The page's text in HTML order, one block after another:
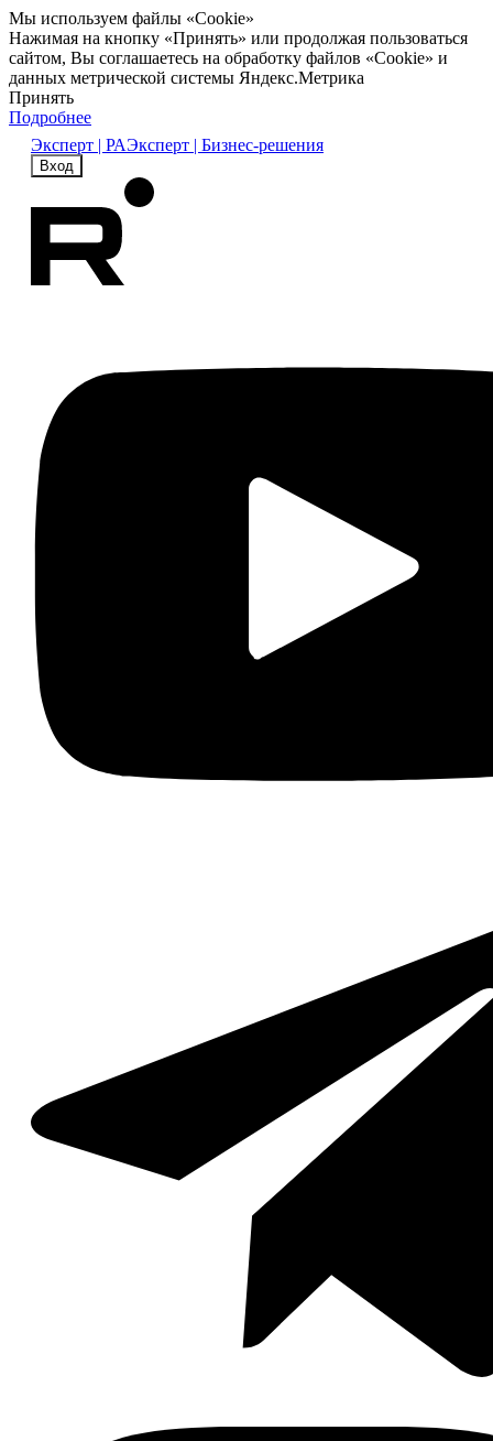
Мы используем файлы «Cookie»
Нажимая на кнопку «Принять» или продолжая пользоваться
сайтом, Вы соглашаетесь на обработку файлов «Cookie» и
данных метрической системы Яндекс.Метрика
Принять
Подробнее
Эксперт | РАЭксперт | Бизнес-решения
Вход